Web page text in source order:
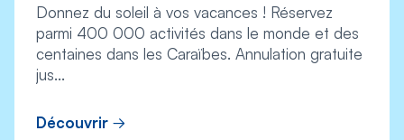
Donnez du soleil à vos vacances ! Réservez
parmi 400 000 activités dans le monde et des
centaines dans les Caraïbes. Annulation gratuite
jus...
Découvrir